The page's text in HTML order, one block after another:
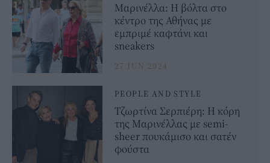
Μαρινέλλα: Η βόλτα στο
κέντρο της Αθήνας με
εμπριμέ καφτάνι και
sneakers
27 JUN 2024
PEOPLE AND STYLE
Τζωρτίνα Σερπιέρη: Η κόρη
της Μαρινέλλας με semi-
sheer πουκάμισο και σατέν
φούστα